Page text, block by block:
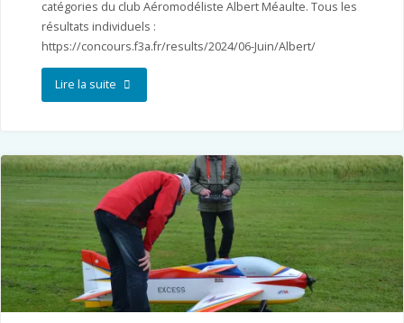
catégories du club Aéromodéliste Albert Méaulte. Tous les
résultats individuels :
https://concours.f3a.fr/results/2024/06-Juin/Albert/
Lire la suite"AAM